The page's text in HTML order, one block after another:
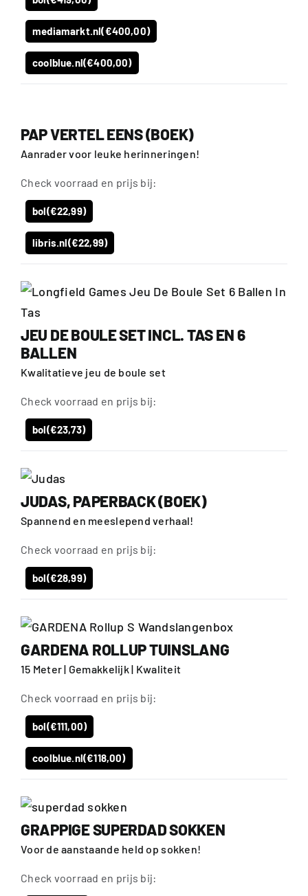
mediamarkt.nl(€400,00)
coolblue.nl(€400,00)
PAP VERTEL EENS (BOEK)
Aanrader voor leuke herinneringen!
Check voorraad en prijs bij:
bol(€22,99)
libris.nl(€22,99)
JEU DE BOULE SET INCL. TAS EN 6
BALLEN
Kwalitatieve jeu de boule set
Check voorraad en prijs bij:
bol(€23,73)
JUDAS, PAPERBACK (BOEK)
Spannend en meeslepend verhaal!
Check voorraad en prijs bij:
bol(€28,99)
GARDENA ROLLUP TUINSLANG
15 Meter | Gemakkelijk | Kwaliteit
Check voorraad en prijs bij:
bol(€111,00)
coolblue.nl(€118,00)
GRAPPIGE SUPERDAD SOKKEN
Voor de aanstaande held op sokken!
Check voorraad en prijs bij: